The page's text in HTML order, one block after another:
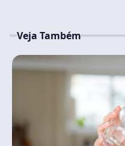
Veja Também